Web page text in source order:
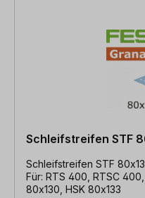
Schleifstreifen STF
Schleifstreifen STF
Für: RTS 400, RTSC
80x130, HSK 80x133